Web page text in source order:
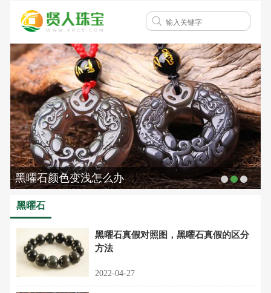
黑曜石颜色变浅怎么办
黑曜石
黑曜石真假对照图，黑曜石真假的区分
方法
2022-04-27